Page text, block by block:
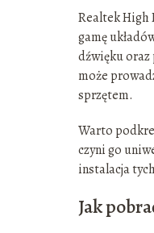
Realtek High
gamę
dźwięku
może
sprzętem.
Warto
czyni go
instalacja
Jak